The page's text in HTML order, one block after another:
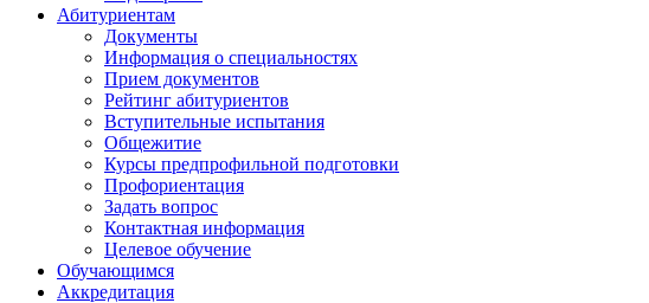
Абитуриентам
Документы
Информация о специальностях
Прием документов
Рейтинг абитуриентов
Вступительные испытания
Общежитие
Курсы предпрофильной подготовки
Профориентация
Задать вопрос
Контактная информация
Целевое обучение
Обучающимся
Аккредитация